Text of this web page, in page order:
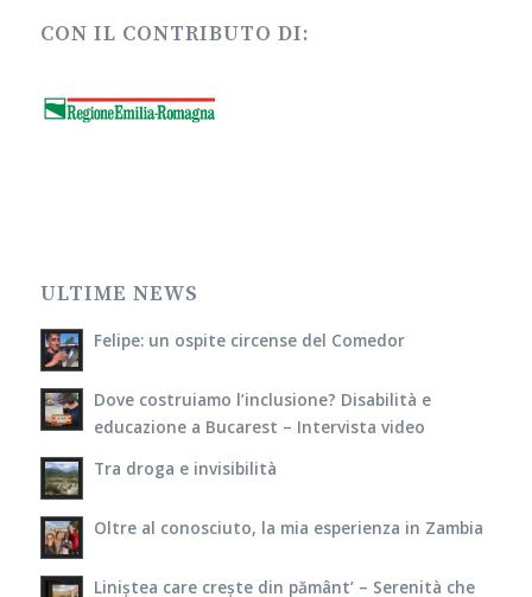
CON IL CONTRIBUTO DI:
ULTIME NEWS
Felipe: un ospite circense del Comedor
Dove costruiamo l’inclusione? Disabilità e
educazione a Bucarest – Intervista video
Tra droga e invisibilità
Oltre al conosciuto, la mia esperienza in Zambia
Liniștea care crește din pământ’ – Serenità che